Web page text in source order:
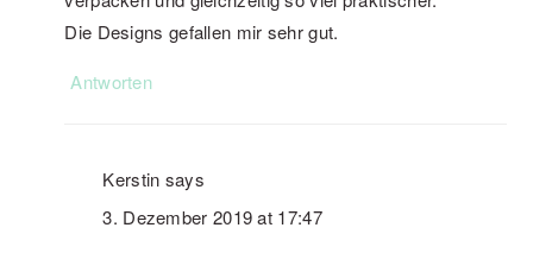
Die Designs gefallen mir sehr gut.
Antworten
Kerstin says
3. Dezember 2019 at 17:47